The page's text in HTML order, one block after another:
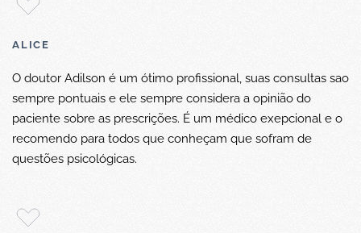
ALICE
O doutor Adilson é um ótimo profissional, suas consultas sao
sempre pontuais e ele sempre considera a opinião do
paciente sobre as prescrições. É um médico exepcional e o
recomendo para todos que conheçam que sofram de
questões psicológicas.